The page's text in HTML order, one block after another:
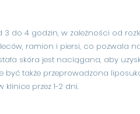
do 4 godzin, w zależności od
ramion i piersi, co pozwala
skóra jest naciągana, aby
być także przeprowadzona
przez 1-2 dni.